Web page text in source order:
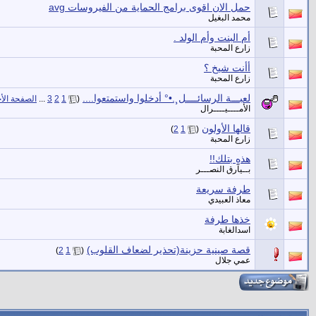
حمل الان اقوى برامج الحماية من الفيروسات avg
محمد البغيل
أم البنت وأم الولد .
زارع المحبة
أأنت شيخ ؟
زارع المحبة
لعبـــة الرسائــــل¸.•° أدخلوا واستمتعوا.... (
1
2
3
... الصفحة
الأمــــيــــرال
قالها الأولون (
1
2
)
زارع المحبة
هذهِ بتلك!!
بــيآرق النصـــر
طرفة سريعة
معاذ العبيدي
خذها طرفة
اسدالغابة
قصة صينية حزينة(تحذير لضعاف القلوب) (
1
2
)
عمي جلال